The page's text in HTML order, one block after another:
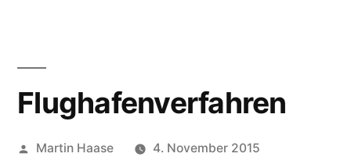
Flughafenverfahren
Veröffentlicht
Martin Haase
4. November 2015